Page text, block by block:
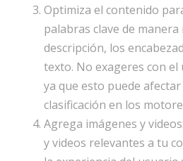
Optimiza el contenido
palabras clave de
descripción, los
texto. No exageres con el
ya que esto puede
clasificación en los
Agrega imágenes y
y videos relevantes a tu